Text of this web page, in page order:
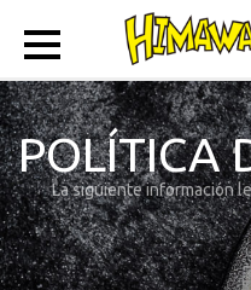
POLÍTICA
La siguiente información